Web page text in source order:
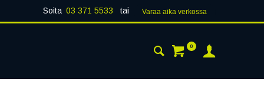
Soita 03 371 5533 tai Varaa aika verk​​​​ossa
0